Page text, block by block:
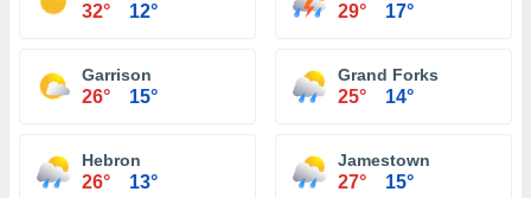
32° 12° 29° 17°
Garrison
26° 15°
Grand Forks
25° 14°
Hebron
26° 13°
Jamestown
27° 15°